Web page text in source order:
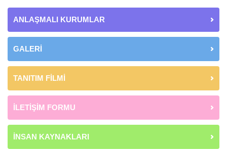
ANLAŞMALI KURUMLAR
GALERİ
TANITIM FİLMİ
İLETİŞİM FORMU
İNSAN KAYNAKLARI